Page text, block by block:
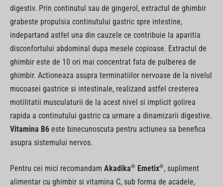
digestiv. Prin continutul sau de gingerol, extractul de ghimbir
grabeste propulsia continutului gastric spre intestine,
indepartand astfel una din cauzele ce contribuie la aparitia
disconfortului abdominal dupa mesele copioase. Extractul de
ghimbir este de 10 ori mai concentrat fata de pulberea de
ghimbir. Actioneaza asupra terminatiilor nervoase de la nivelul
mucoasei gastrice si intestinale, realizand astfel cresterea
motilitatii musculaturii de la acest nivel si implicit golirea
rapida a continutului gastric ca urmare a dinamizarii digestive.
Vitamina B6 este binecunoscuta pentru actiunea sa benefica
asupra sistemului nervos.
Pentru cei mici recomandam Akadika® Emetix®, supliment
alimentar cu ghimbir si vitamina C, sub forma de acadele,